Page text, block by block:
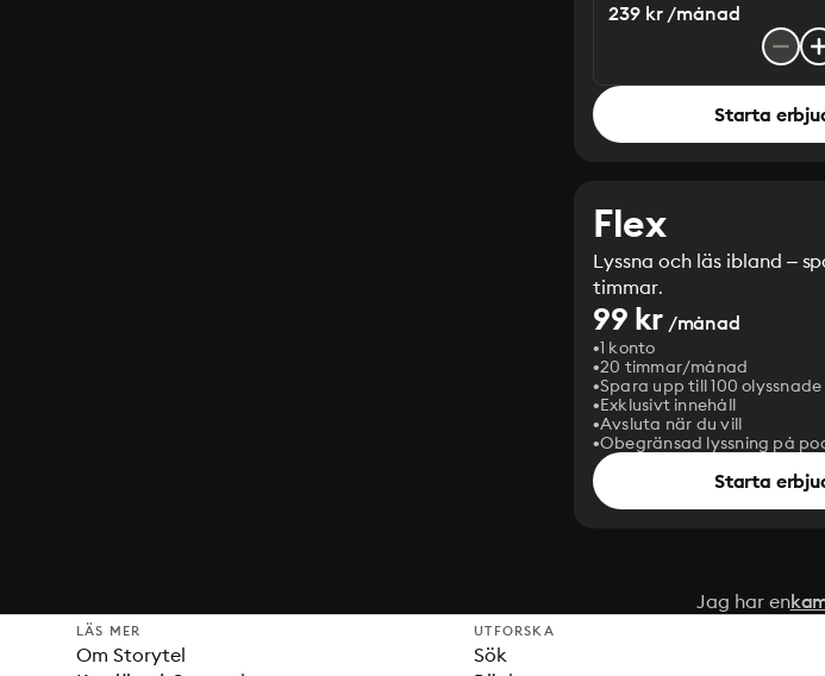
239 kr /månad
Starta
Flex
Lyssna och läs ibland –
timmar.
99 kr/månad
1 konto
20 timmar/månad
Spara upp till 100
Exklusivt innehåll
Avsluta när du vill
Obegränsad lyssning på
Starta
Jag har en
LÄS MER
Om Storytel
UTFORSKA
Sök